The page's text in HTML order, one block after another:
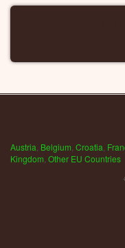
Austria Belgium Croatia
Kingdom Other EU Countries